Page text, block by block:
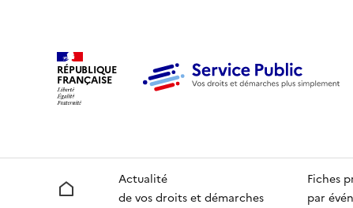
RÉPUBLIQUE
FRANÇAISE
Accueil
Actualité
de vos droits et démarches
Fiches
par